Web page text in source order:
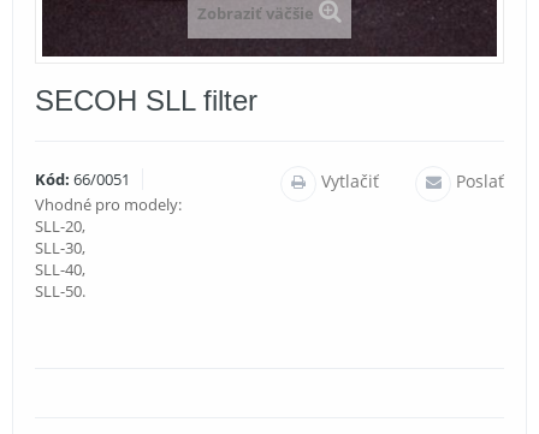
Zobraziť väčšie
SECOH SLL filter
Kód: 66/0051 Poslať
Vytlačiť
Vhodné pro modely:
SLL-20,
SLL-30,
SLL-40,
SLL-50.